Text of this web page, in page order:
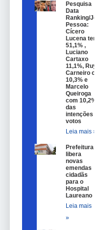
Pesquisa
Data
Ranking/João
Pessoa:
Cícero
Lucena tem
51,1% ,
Luciano
Cartaxo
11,1%, Ruy
Carneiro com
10,3% e
Marcelo
Queiroga
com 10,2%
das
intenções de
votos
Leia mais »
Prefeitura
libera
novas
emendas
cidadãs
para o
Hospital
Laureano
Leia mais
»